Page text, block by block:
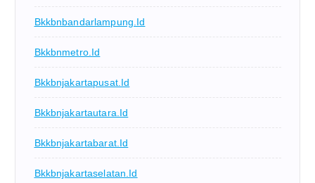
Bkkbnbandarlampung.id
Bkkbnmetro.id
Bkkbnjakartapusat.id
Bkkbnjakartautara.id
Bkkbnjakartabarat.id
Bkkbnjakartaselatan.id